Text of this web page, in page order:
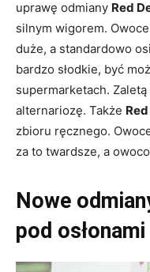
uprawę odmiany Red
silnym wigorem.
duże, a standardowo
bardzo słodkie, być
supermarketach.
alternariozę. Także
zbioru ręcznego.
za to twardsze, a
Nowe
pod osłonami